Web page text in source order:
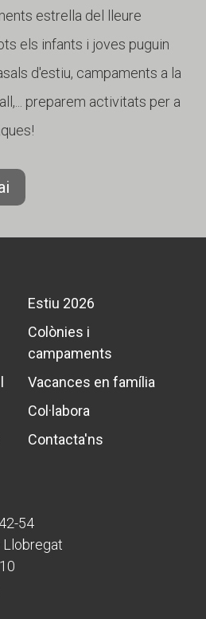
estrella del lleure
els infants i joves puguin
d'estiu, campaments a la
preparem activitats per a
Estiu 2026
Colònies i
campaments
Vacances en família
Col·labora
Contacta'ns
54
Llobregat